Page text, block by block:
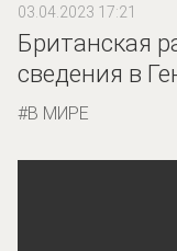
03.04.2023 17:21
Британская
сведения в
В МИРЕ